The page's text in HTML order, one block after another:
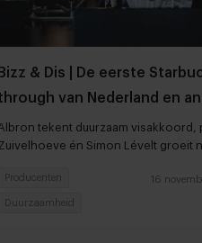
Bizz & Dis | De eerste
van Nederland en
zakennieuws
tekent duurzaam visakkoord,
én Simon Lévelt groeit
16
Producenten
Duurzaamheid